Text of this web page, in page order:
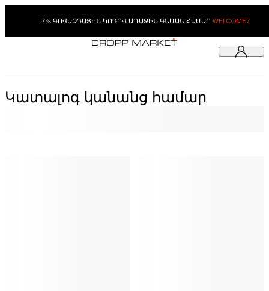
-7% ԳՈՎԱԶԴԱՅԻՆ ԿՈԴՈՎ ԱՌԱՋԻՆ ԳՆՄԱՆ ՀԱՄԱՐ WELCOME7
Կատալոգ կանանց համար